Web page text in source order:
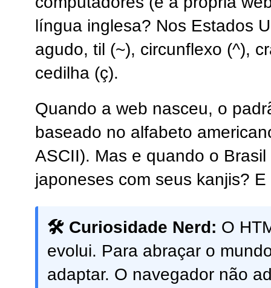
língua inglesa? Nos Estados
agudo, til (~), circunflexo (^),
cedilha (ç).
Quando a web nasceu, o
baseado no alfabeto
ASCII). Mas e quando o
japoneses com seus kanjis?
🛠️ Curiosidade Nerd: O
evolui. Para abraçar o
adaptar. O navegador não